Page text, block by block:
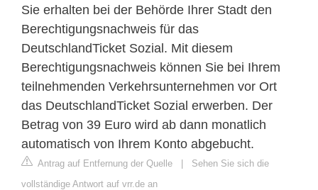
Sie erhalten bei der Behörde Ihrer Stadt den
Berechtigungsnachweis für das
DeutschlandTicket Sozial. Mit diesem
Berechtigungsnachweis können Sie bei Ihrem
teilnehmenden Verkehrsunternehmen vor Ort
das DeutschlandTicket Sozial erwerben. Der
Betrag von 39 Euro wird ab dann monatlich
automatisch von Ihrem Konto abgebucht.
Antrag auf Entfernung der Quelle | Sehen Sie sich die
vollständige Antwort auf vrr.de an